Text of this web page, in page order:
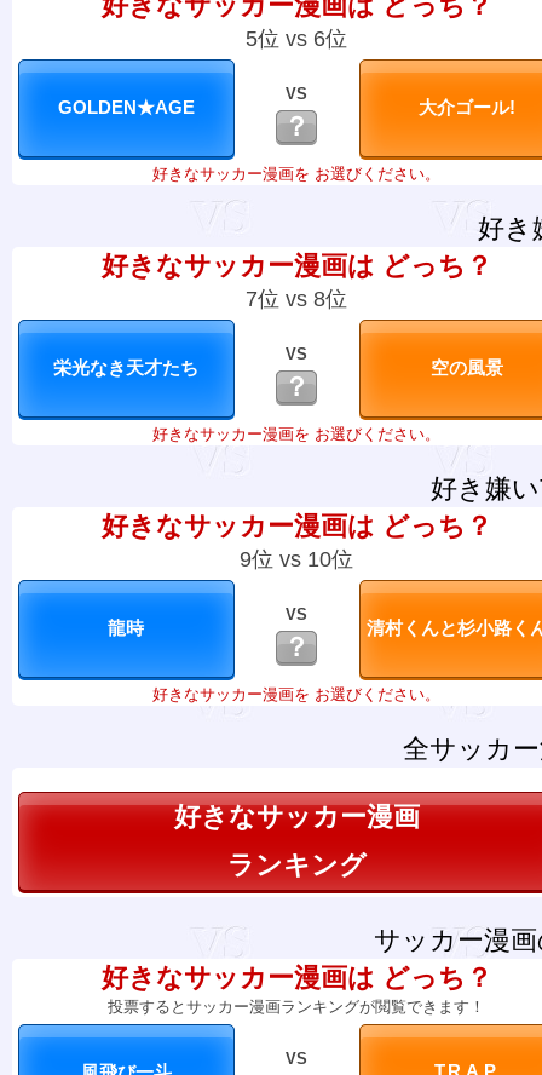
5位 vs 6位
VS
？
好きなサッカー漫画を お選びください。
好き
好きなサッカー漫画は どっち？
7位 vs 8位
VS
？
好きなサッカー漫画を お選びください。
好き嫌
好きなサッカー漫画は どっち？
9位 vs 10位
VS
？
好きなサッカー漫画を お選びください。
全サッカ
好きなサッカー漫画
ランキング
サッカー漫
好きなサッカー漫画は どっち？
投票するとサッカー漫画ランキングが閲覧できます！
VS